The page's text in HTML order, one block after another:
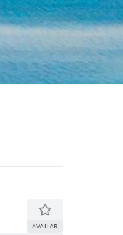
AVALIAR